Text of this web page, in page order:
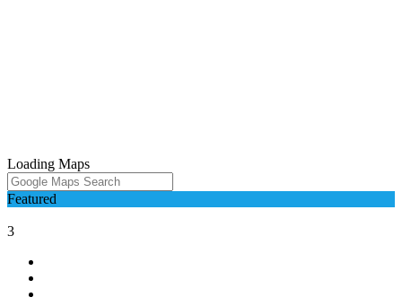
Loading Maps
Featured
3